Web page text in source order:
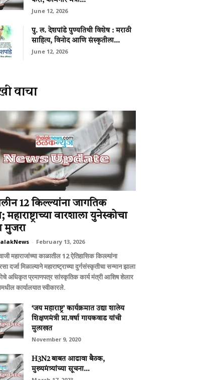
June 12, 2026
पु. ल. देशपांडे पुण्यतिथी विशेष : मराठी
साहित्य, विनोद आणि संस्कृतीला...
June 12, 2026
वाचा
12 किल्ल्यांना जागतिक
महाराष्ट्राच्या वारशाला युनेस्कोचा
मुजरा
- February 13, 2026
महाराजांच्या काळातील 12 ऐतिहासिक किल्ल्यांना
दर्जा मिळाल्याने महाराष्ट्राच्या दुर्गसंस्कृतीचा सन्मान झाला
अधिकृत प्रमाणपत्र सांस्कृतिक कार्य मंत्री आशिष शेलार
कार्यालयात स्वीकारले.
‘जय महाराष्ट्र’ कार्यक्रमात उद्या शालेय
शिक्षणमंत्री प्रा.वर्षा गायकवाड यांची
मुलाखत
November 9, 2020
H3N2 बाबत आढावा बैठक,
मुख्यमंत्र्यांच्या सूचना…